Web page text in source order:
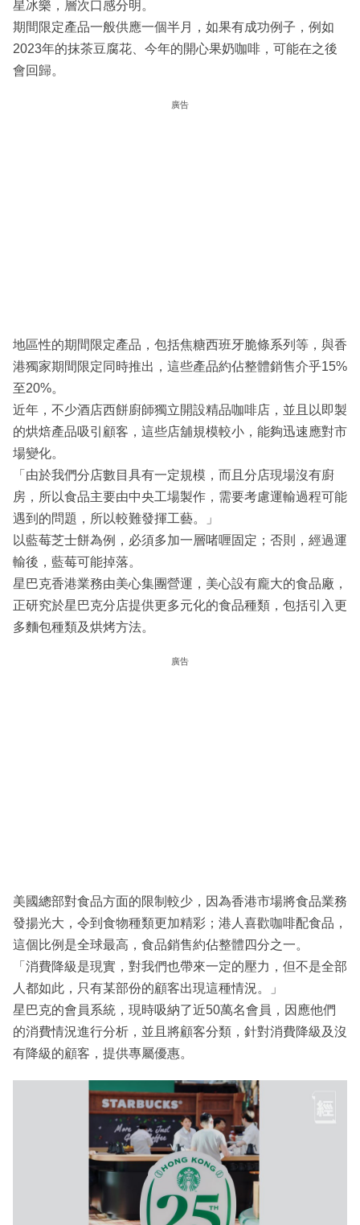
星冰樂，層次口感分明。
期間限定產品一般供應一個半月，如果有成功例子，例如
2023年的抹茶豆腐花、今年的開心果奶咖啡，可能在之後
會回歸。
廣告
地區性的期間限定產品，包括焦糖西班牙脆條系列等，與香
港獨家期間限定同時推出，這些產品約佔整體銷售介乎15%
至20%。
近年，不少酒店西餅廚師獨立開設精品咖啡店，並且以即製
的烘焙產品吸引顧客，這些店舖規模較小，能夠迅速應對市
場變化。
「由於我們分店數目具有一定規模，而且分店現場沒有廚
房，所以食品主要由中央工場製作，需要考慮運輸過程可能
遇到的問題，所以較難發揮工藝。」
以藍莓芝士餅為例，必須多加一層啫喱固定；否則，經過運
輸後，藍莓可能掉落。
星巴克香港業務由美心集團營運，美心設有龐大的食品廠，
正研究於星巴克分店提供更多元化的食品種類，包括引入更
多麵包種類及烘烤方法。
廣告
美國總部對食品方面的限制較少，因為香港市場將食品業務
發揚光大，令到食物種類更加精彩；港人喜歡咖啡配食品，
這個比例是全球最高，食品銷售約佔整體四分之一。
「消費降級是現實，對我們也帶來一定的壓力，但不是全部
人都如此，只有某部份的顧客出現這種情況。」
星巴克的會員系統，現時吸納了近50萬名會員，因應他們
的消費情況進行分析，並且將顧客分類，針對消費降級及沒
有降級的顧客，提供專屬優惠。